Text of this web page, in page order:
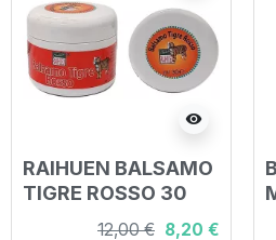
visibility
RAIHUEN BALSAMO
TIGRE ROSSO 30
12,00 € 8,20 €